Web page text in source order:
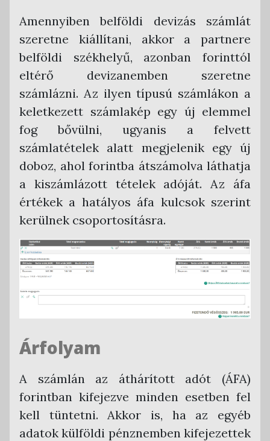
Amennyiben belföldi devizás számlát
szeretne kiállítani, akkor a partnere
belföldi székhelyű, azonban forinttól
eltérő devizanemben szeretne
számlázni. Az ilyen típusú számlákon a
keletkezett számlakép egy új elemmel
fog bővülni, ugyanis a felvett
számlatételek alatt megjelenik egy új
doboz, ahol forintba átszámolva láthatja
a kiszámlázott tételek adóját. Az áfa
értékek a hatályos áfa kulcsok szerint
kerülnek csoportosításra.
Árfolyam
A számlán az áthárított adót (ÁFA)
forintban kifejezve minden esetben fel
kell tüntetni. Akkor is, ha az egyéb
adatok külföldi pénznemben kifejezettek